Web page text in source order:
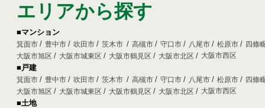
エリアから探す
■マンション
箕面市 豊中市 吹田市 茨木市 高槻市 守口市 八尾市 松原市
四條
大阪市旭区
大阪市城東区 大阪市鶴見区 大阪市北区 大阪市西区
■戸建
箕面市 豊中市 吹田市 茨木市 高槻市 守口市 八尾市 松原市
四條
大阪市旭区
大阪市城東区 大阪市鶴見区 大阪市北区 大阪市西区
■土地